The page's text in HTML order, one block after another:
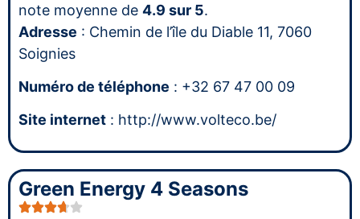
note moyenne de 4.9 sur 5.
Adresse : Chemin de l’île du Diable 11, 7060
Soignies
Numéro de téléphone : +32 67 47 00 09
Site internet : http://www.volteco.be/
Green Energy 4 Seasons